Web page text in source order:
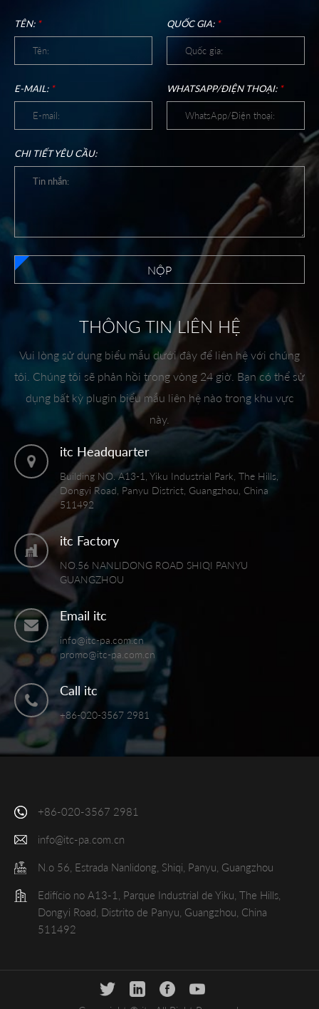
TÊN: * QUỐC GIA: *
E-MAIL: * WHATSAPP/ĐIỆN THOẠI: *
CHI TIẾT YÊU CẦU:
NỘP
THÔNG TIN LIÊN HỆ
Vui lòng sử dụng biểu mẫu dưới đây để liên hệ với chúng
tôi. Chúng tôi sẽ phản hồi trong vòng 24 giờ. Bạn có thể sử
dụng bất kỳ plugin biểu mẫu liên hệ nào trong khu vực
này.
itc Headquarter
Building NO. A13-1, Yiku Industrial Park, The Hills,
Dongyi Road, Panyu District, Guangzhou, China
511492
itc Factory
NO.56 NANLIDONG ROAD SHIQI PANYU
GUANGZHOU
Email itc
info@itc-pa.com.cn
promo@itc-pa.com.cn
Call itc
+86-020-3567 2981
+86-020-3567 2981
info@itc-pa.com.cn
N.o 56, Estrada Nanlidong, Shiqi, Panyu, Guangzhou
Edifício no A13-1, Parque Industrial de Yiku, The Hills,
Dongyi Road, Distrito de Panyu, Guangzhou, China
511492